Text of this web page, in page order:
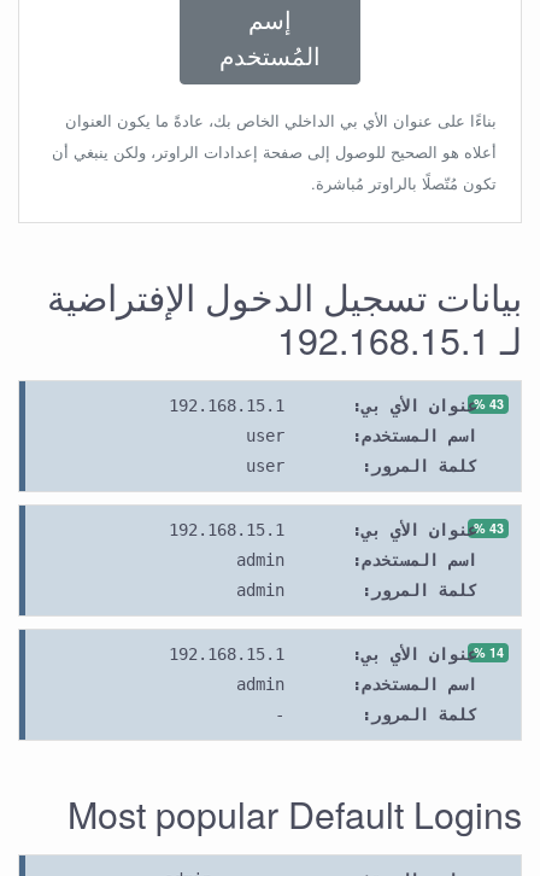
إسم
المُستخدم
بناءًا على عنوان الأي بي الداخلي الخاص بك، عادةً ما يكون العنوان
أعلاه هو الصحيح للوصول إلى صفحة إعدادات الراوتر، ولكن ينبغي أن
تكون مُتّصلًا بالراوتر مُباشرة.
بيانات تسجيل الدخول الإفتراضية
لـ 192.168.15.1
43 % عنوان الأي بي:
192.168.15.1
اسم المستخدم:
user
كلمة المرور:
user
43 % عنوان الأي بي:
192.168.15.1
اسم المستخدم:
admin
كلمة المرور:
admin
14 % عنوان الأي بي:
192.168.15.1
اسم المستخدم:
admin
كلمة المرور:
-
Most popular Default Logins